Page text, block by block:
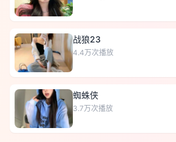
战狼23
4.4万次播放
蜘蛛侠
3.7万次播放